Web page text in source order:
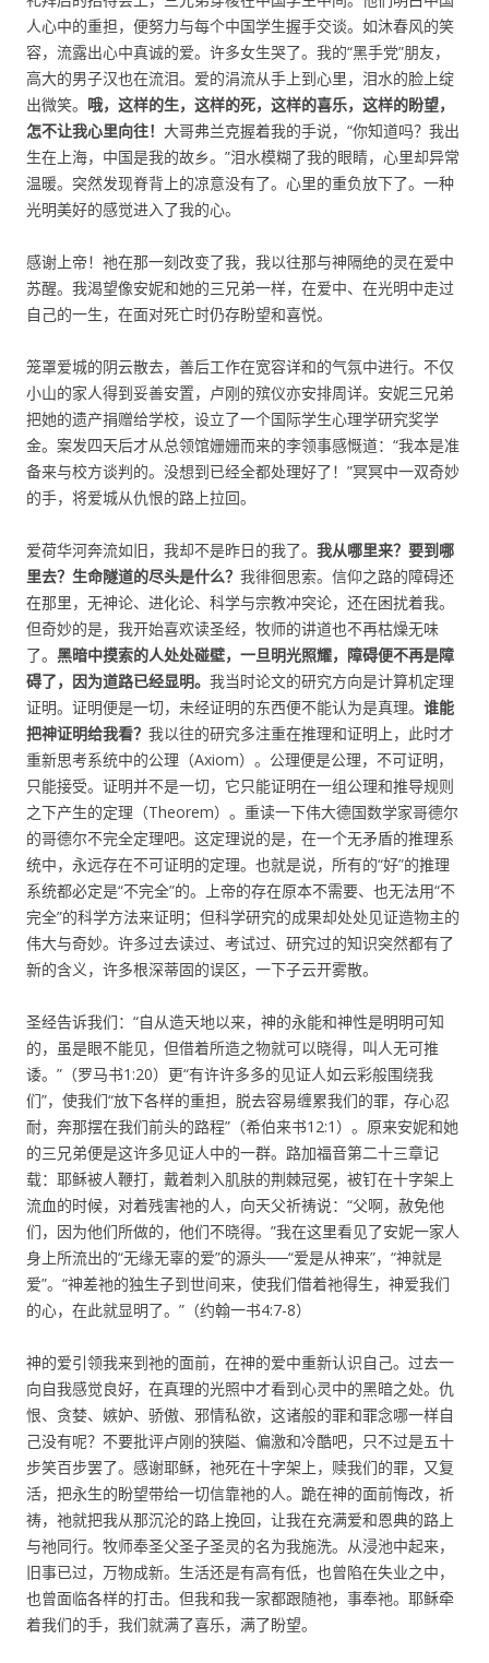
人心中的重担，便努力与每个中国学生握手交谈。如沐春风的笑
容，流露出心中真诚的爱。许多女生哭了。我的“黑手党”朋友，
高大的男子汉也在流泪。爱的涓流从手上到心里，泪水的脸上绽
出微笑。 哦，这样的生，这样的死，这样的喜乐，这样的盼望，
怎不让我心里向往！ 大哥弗兰克握着我的手说，“你知道吗？我出
生在上海，中国是我的故乡。”泪水模糊了我的眼睛，心里却异常
温暖。突然发现脊背上的凉意没有了。心里的重负放下了。一种
光明美好的感觉进入了我的心。
感谢上帝！祂在那一刻改变了我，我以往那与神隔绝的灵在爱中
苏醒。我渴望像安妮和她的三兄弟一样，在爱中、在光明中走过
自己的一生，在面对死亡时仍存盼望和喜悦。
笼罩爱城的阴云散去，善后工作在宽容详和的气氛中进行。不仅
小山的家人得到妥善安置，卢刚的殡仪亦安排周详。安妮三兄弟
把她的遗产捐赠给学校，设立了一个国际学生心理学研究奖学
金。案发四天后才从总领馆姗姗而来的李领事感慨道：“我本是准
备来与校方谈判的。没想到已经全都处理好了！”冥冥中一双奇妙
的手，将爱城从仇恨的路上拉回。
爱荷华河奔流如旧，我却不是昨日的我了。 我从哪里来？要到哪
里去？生命隧道的尽头是什么？ 我徘徊思索。信仰之路的障碍还
在那里，无神论、进化论、科学与宗教冲突论，还在困扰着我。
但奇妙的是，我开始喜欢读圣经，牧师的讲道也不再枯燥无味
了。 黑暗中摸索的人处处碰壁，一旦明光照耀，障碍便不再是障
碍了，因为道路已经显明。 我当时论文的研究方向是计算机定理
证明。证明便是一切，未经证明的东西便不能认为是真理。 谁能
把神证明给我看？ 我以往的研究多注重在推理和证明上，此时才
重新思考系统中的公理（Axiom）。公理便是公理，不可证明，
只能接受。证明并不是一切，它只能证明在一组公理和推导规则
之下产生的定理（Theorem）。重读一下伟大德国数学家哥德尔
的哥德尔不完全定理吧。这定理说的是，在一个无矛盾的推理系
统中，永远存在不可证明的定理。也就是说，所有的“好”的推理
系统都必定是“不完全”的。上帝的存在原本不需要、也无法用“不
完全”的科学方法来证明；但科学研究的成果却处处见证造物主的
伟大与奇妙。许多过去读过、考试过、研究过的知识突然都有了
新的含义，许多根深蒂固的误区，一下子云开雾散。
圣经告诉我们：“自从造天地以来，神的永能和神性是明明可知
的，虽是眼不能见，但借着所造之物就可以晓得，叫人无可推
诿。”（罗马书1:20）更“有许许多多的见证人如云彩般围绕我
们”，使我们“放下各样的重担，脱去容易缠累我们的罪，存心忍
耐，奔那摆在我们前头的路程”（希伯来书12:1）。原来安妮和她
的三兄弟便是这许多见证人中的一群。路加福音第二十三章记
载：耶稣被人鞭打，戴着刺入肌肤的荆棘冠冕，被钉在十字架上
流血的时候，对着残害祂的人，向天父祈祷说：“父啊，赦免他
们，因为他们所做的，他们不晓得。”我在这里看见了安妮一家人
身上所流出的“无缘无辜的爱”的源头──“爱是从神来”，“神就是
爱”。“神差祂的独生子到世间来，使我们借着祂得生，神爱我们
的心，在此就显明了。”（约翰一书4:7-8）
神的爱引领我来到祂的面前，在神的爱中重新认识自己。过去一
向自我感觉良好，在真理的光照中才看到心灵中的黑暗之处。仇
恨、贪婪、嫉妒、骄傲、邪情私欲，这诸般的罪和罪念哪一样自
己没有呢？不要批评卢刚的狭隘、偏激和冷酷吧，只不过是五十
步笑百步罢了。感谢耶稣，祂死在十字架上，赎我们的罪，又复
活，把永生的盼望带给一切信靠祂的人。跪在神的面前悔改，祈
祷，祂就把我从那沉沦的路上挽回，让我在充满爱和恩典的路上
与祂同行。牧师奉圣父圣子圣灵的名为我施洗。从浸池中起来，
旧事已过，万物成新。生活还是有高有低，也曾陷在失业之中，
也曾面临各样的打击。但我和我一家都跟随祂，事奉祂。耶稣牵
着我们的手，我们就满了喜乐，满了盼望。